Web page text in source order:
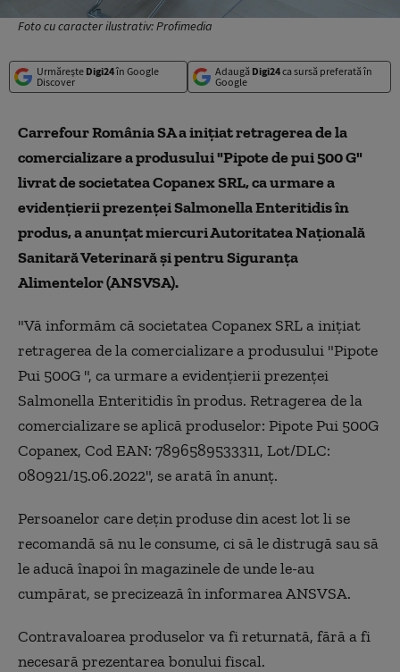
Foto cu caracter ilustrativ: Profimedia
Urmărește Digi24în Google
Discover
Adaugă Digi24ca sursă preferată în
Google
Carrefour România SA a iniţiat retragerea de la
comercializare a produsului "Pipote de pui 500 G"
livrat de societatea Copanex SRL, ca urmare a
evidenţierii prezenţei Salmonella Enteritidis în
produs, a anunţat miercuri Autoritatea Naţională
Sanitară Veterinară şi pentru Siguranţa
Alimentelor (ANSVSA).
"Vă informăm că societatea Copanex SRL a iniţiat
retragerea de la comercializare a produsului "Pipote
Pui 500G ", ca urmare a evidenţierii prezenţei
Salmonella Enteritidis în produs. Retragerea de la
comercializare se aplică produselor: Pipote Pui 500G
Copanex, Cod EAN: 7896589533311, Lot/DLC:
080921/15.06.2022", se arată în anunţ.
Persoanelor care deţin produse din acest lot li se
recomandă să nu le consume, ci să le distrugă sau să
le aducă înapoi în magazinele de unde le-au
cumpărat, se precizează în informarea ANSVSA.
Contravaloarea produselor va fi returnată, fără a fi
necesară prezentarea bonului fiscal.